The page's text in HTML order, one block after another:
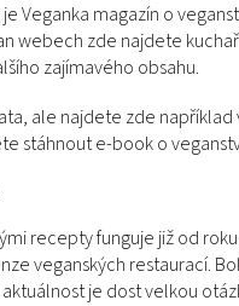
Veganka magazín o
webech zde najdete
zajímavého obsahu.
ale najdete zde například
stáhnout e-book o
recepty funguje již od
veganských restaurací.
je dost velkou